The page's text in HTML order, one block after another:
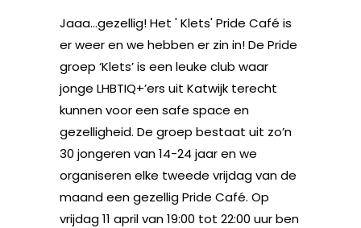
Jaaa…gezellig! Het ' Klets' Pride Café is
er weer en we hebben er zin in! De Pride
groep ‘Klets’ is een leuke club waar
jonge LHBTIQ+’ers uit Katwijk terecht
kunnen voor een safe space en
gezelligheid. De groep bestaat uit zo’n
30 jongeren van 14-24 jaar en we
organiseren elke tweede vrijdag van de
maand een gezellig Pride Café. Op
vrijdag 11 april van 19:00 tot 22:00 uur ben